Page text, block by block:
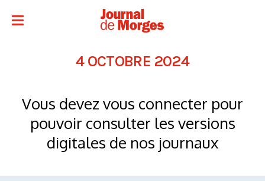
4 OCTOBRE 2024
Vous devez vous connecter pour
pouvoir consulter les versions
digitales de nos journaux